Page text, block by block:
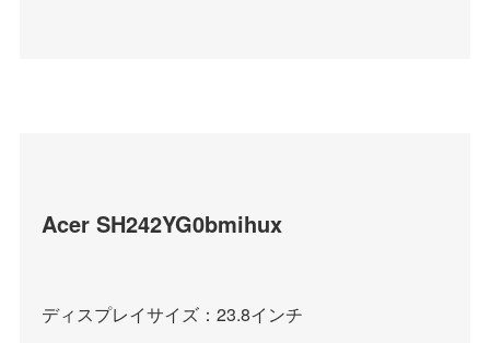
Acer SH242YG0bmihux
ディスプレイサイズ：23.8インチ